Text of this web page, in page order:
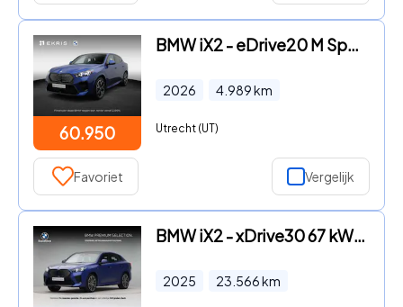
60.950
BMW iX2 - eDrive20 M Sport Edition | M Sportpakket Pro | Premium Pack
2026 4.989km
Utrecht (UT)
Favoriet Vergelijk
BMW iX2 - xDrive30 67 kWh M Sport Edition
2025 23.566km